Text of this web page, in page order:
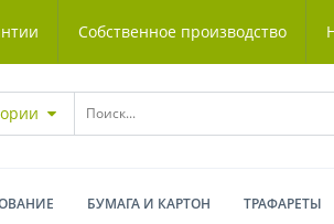
Собственное производство
БУМАГА И КАРТОН ТРАФАРЕТЫ